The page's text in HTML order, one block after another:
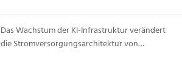
Das Wachstum der KI-Infrastruktur verändert
die Stromversorgungsarchitektur von